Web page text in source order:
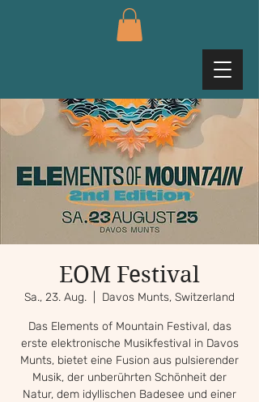
EOM Festival
Sa., 23. Aug. Davos Munts, Switzerland
Das Elements of Mountain Festival, das
erste elektronische Musikfestival in Davos
Munts, bietet eine Fusion aus pulsierender
Musik, der unberührten Schönheit der
Natur, dem idyllischen Badesee und einer